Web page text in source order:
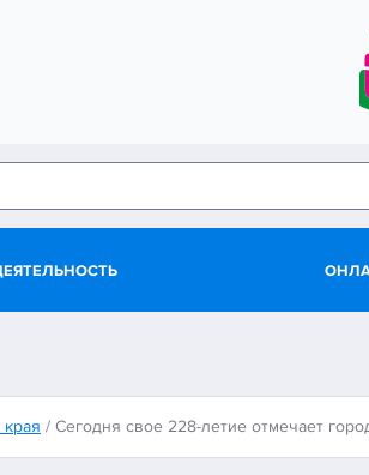
/ Сегодня свое 228-летие отмечает